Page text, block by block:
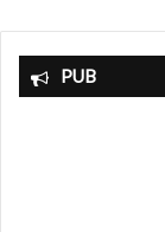
PUB